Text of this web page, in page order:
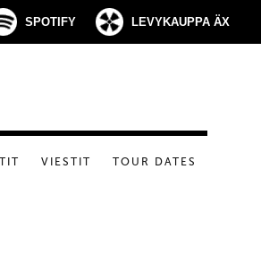
SPOTIFY LEVYKAUPPA ÄX
VIESTIT TOUR DATES